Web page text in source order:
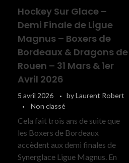
Hockey Sur Glace –
Demi Finale de Ligue
Magnus – Boxers de
Bordeaux & Dragons de
Rouen – 31 Mars & 1er
Avril 2026
5 avril 2026 byLaurent Robert
Non classé
Cela fait trois ans de suite que
les Boxers de Bordeaux
accèdent aux demi finales de
Synerglace Ligue Magnus. En